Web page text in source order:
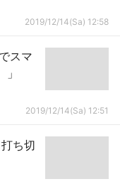
2019/12/14(Sa) 12:58
スマ
2019/12/14(Sa) 12:51
ち切